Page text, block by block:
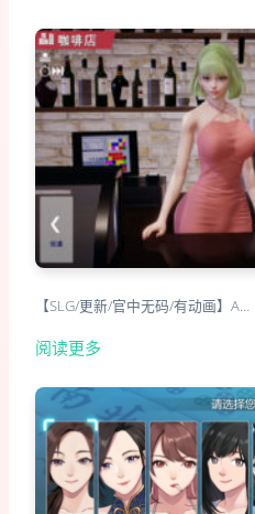
【SLG/更新/官中无码/有动画】A…
阅读更多